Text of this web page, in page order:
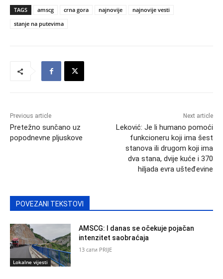
TAGS amscg crna gora najnovije
najnovije vesti
stanje na putevima
Previous article
Pretežno sunčano uz
popodnevne pljuskove
Next article
Leković: Je li humano pomoći
funkcioneru koji ima šest
stanova ili drugom koji ima
dva stana, dvije kuće i 370
hiljada evra ušteđevine
POVEZANI TEKSTOVI
Lokalne vijesti
AMSCG: I danas se očekuje pojačan
intenzitet saobraćaja
13 сати PRIJE